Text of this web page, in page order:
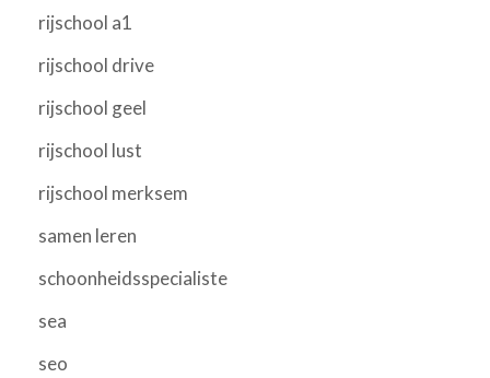
rijschool a1
rijschool drive
rijschool geel
rijschool lust
rijschool merksem
samen leren
schoonheidsspecialiste
sea
seo